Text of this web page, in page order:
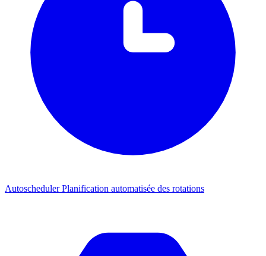
AutoschedulerPlanification automatisée des rotations